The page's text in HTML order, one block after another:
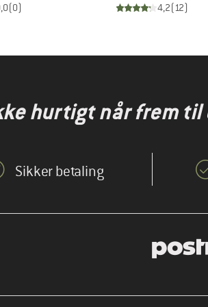
(0) 4,2(12)
hurtigt når frem til
Sikker betaling